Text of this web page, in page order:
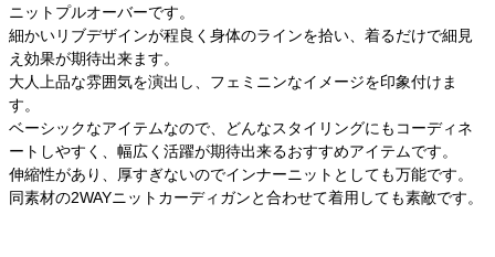
ニットプルオーバーです。
細かいリブデザインが程良く身体のラインを拾い、着るだけで細見
え効果が期待出来ます。
大人上品な雰囲気を演出し、フェミニンなイメージを印象付けま
す。
ベーシックなアイテムなので、どんなスタイリングにもコーディネ
ートしやすく、幅広く活躍が期待出来るおすすめアイテムです。
伸縮性があり、厚すぎないのでインナーニットとしても万能です。
同素材の2WAYニットカーディガンと合わせて着用しても素敵です。